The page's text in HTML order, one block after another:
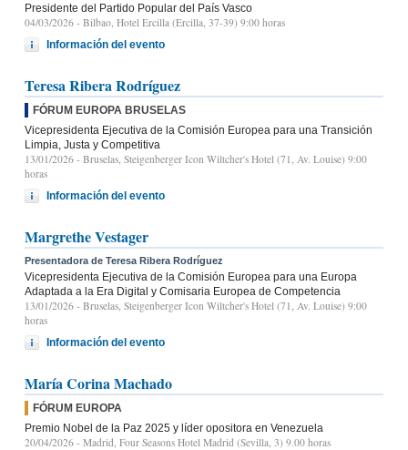
Presidente del Partido Popular del País Vasco
04/03/2026 - Bilbao, Hotel Ercilla (Ercilla, 37-39) 9:00 horas
Información del evento
Teresa Ribera Rodríguez
FÓRUM EUROPA BRUSELAS
Vicepresidenta Ejecutiva de la Comisión Europea para una Transición
Limpia, Justa y Competitiva
13/01/2026 - Bruselas, Steigenberger Icon Wiltcher's Hotel (71, Av. Louise) 9:00
horas
Información del evento
Margrethe Vestager
Presentadora de Teresa Ribera Rodríguez
Vicepresidenta Ejecutiva de la Comisión Europea para una Europa
Adaptada a la Era Digital y Comisaria Europea de Competencia
13/01/2026 - Bruselas, Steigenberger Icon Wiltcher's Hotel (71, Av. Louise) 9:00
horas
Información del evento
María Corina Machado
FÓRUM EUROPA
Premio Nobel de la Paz 2025 y líder opositora en Venezuela
20/04/2026 - Madrid, Four Seasons Hotel Madrid (Sevilla, 3) 9.00 horas